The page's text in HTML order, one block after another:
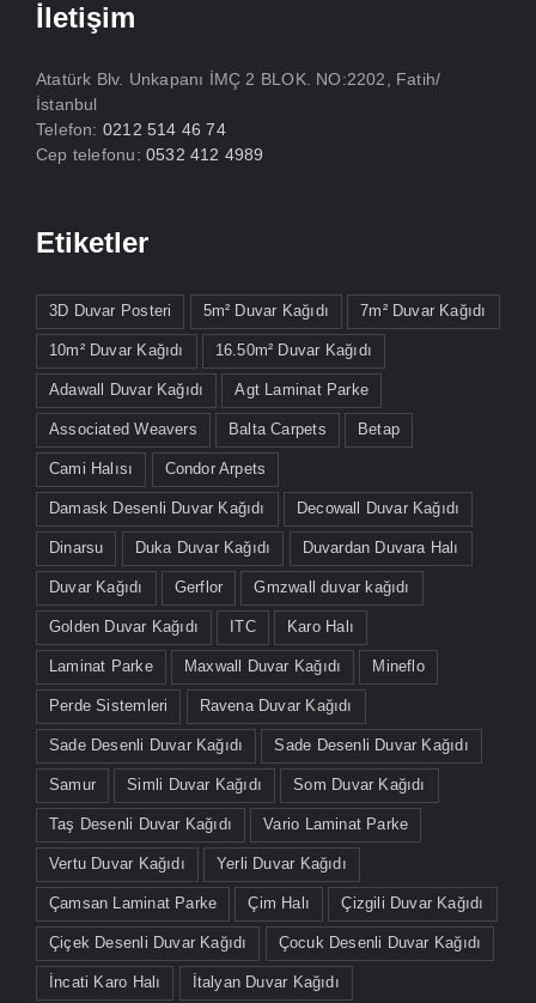
İletişim
Atatürk Blv. Unkapanı İMÇ 2 BLOK. NO:2202, Fatih/
İstanbul
Telefon: 0212 514 46 74
Cep telefonu: 0532 412 4989
Etiketler
3D Duvar Posteri 5m² Duvar Kağıdı 7m² Duvar Kağıdı
10m² Duvar Kağıdı 16.50m² Duvar Kağıdı
Adawall Duvar Kağıdı Agt Laminat Parke
Associated Weavers Balta Carpets Betap
Cami Halısı Condor Arpets
Damask Desenli Duvar Kağıdı Decowall Duvar Kağıdı
Dinarsu Duka Duvar Kağıdı Duvardan Duvara Halı
Duvar Kağıdı Gerflor Gmzwall duvar kağıdı
Golden Duvar Kağıdı ITC Karo Halı
Laminat Parke Maxwall Duvar Kağıdı Mineflo
Perde Sistemleri Ravena Duvar Kağıdı
Sade Desenli Duvar Kağıdı Sade Desenli Duvar Kağıdı
Samur Simli Duvar Kağıdı Som Duvar Kağıdı
Taş Desenli Duvar Kağıdı Vario Laminat Parke
Vertu Duvar Kağıdı Yerli Duvar Kağıdı
Çamsan Laminat Parke Çim Halı Çizgili Duvar Kağıdı
Çiçek Desenli Duvar Kağıdı Çocuk Desenli Duvar Kağıdı
İncati Karo Halı İtalyan Duvar Kağıdı